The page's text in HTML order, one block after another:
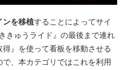
ンを移植することによってサイ
きゅうライド』の最後まで連れ
』を使って看板を移動させる
、本カテゴリではこれを利用